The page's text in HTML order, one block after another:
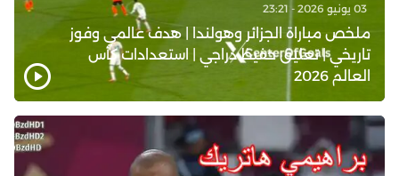
03 يونيو 2026 - 23:21
ملخص مباراة الجزائر وهولندا | هدف عالمي وفوز
تاريخي | تعليق حفيظ دراجي | استعدادات كأس
العالم 2026